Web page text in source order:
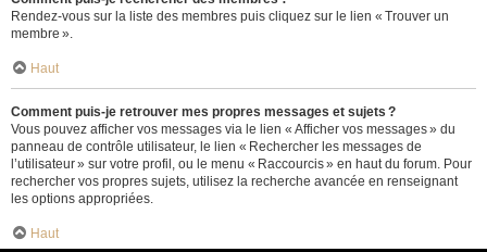
Rendez-vous sur la liste des membres puis cliquez sur le lien « Trouver un
membre ».
Haut
Comment puis-je retrouver mes propres messages et sujets ?
Vous pouvez afficher vos messages via le lien « Afficher vos messages » du
panneau de contrôle utilisateur, le lien « Rechercher les messages de
l’utilisateur » sur votre profil, ou le menu « Raccourcis » en haut du forum. Pour
rechercher vos propres sujets, utilisez la recherche avancée en renseignant
les options appropriées.
Haut